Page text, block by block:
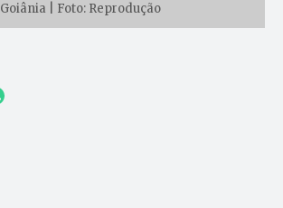
Goiânia | Foto: Reprodução